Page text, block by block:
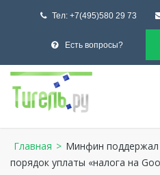
Тел: +7(495)580 29 73
Есть вопросы?
Главная > Минфин поддержал
порядок уплаты «налога на